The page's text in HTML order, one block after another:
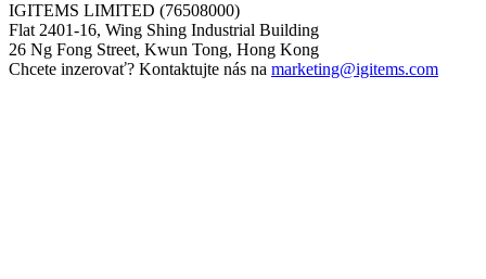
IGITEMS LIMITED (76508000)
Flat 2401-16, Wing Shing Industrial Building
26 Ng Fong Street, Kwun Tong, Hong Kong
Chcete inzerovať? Kontaktujte nás na marketing@igitems.com